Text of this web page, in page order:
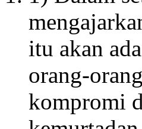
itu akan
orang-
kompromi